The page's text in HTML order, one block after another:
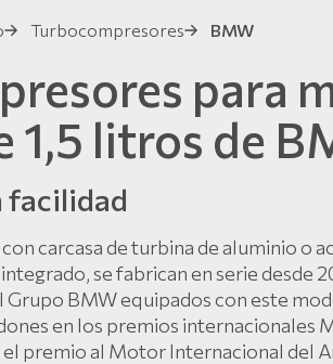
Turbocompresores BMW
para
1,5 litros de
facilidad
carcasa de turbina de aluminio o
se fabrican en serie desde
Grupo BMW equipados con este
en los premios internacionales
el premio al Motor Internacional del